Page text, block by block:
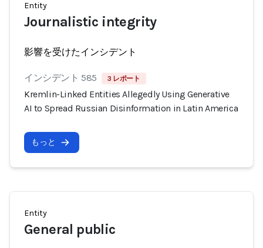
Entity
Journalistic integrity
影響を受けたインシデント
インシデント 585 3 レポート
Kremlin-Linked Entities Allegedly Using Generative
AI to Spread Russian Disinformation in Latin America
もっと
Entity
General public